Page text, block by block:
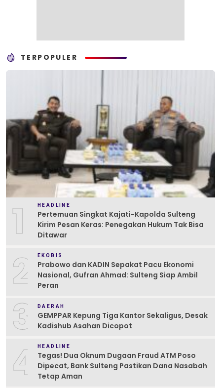
TERPOPULER
1 HEADLINE
Pertemuan Singkat Kajati-Kapolda Sulteng
Kirim Pesan Keras: Penegakan Hukum Tak Bisa
Ditawar
2 EKOBIS
Prabowo dan KADIN Sepakat Pacu Ekonomi
Nasional, Gufran Ahmad: Sulteng Siap Ambil
Peran
3 DAERAH
GEMPPAR Kepung Tiga Kantor Sekaligus, Desak
Kadishub Asahan Dicopot
4 HEADLINE
Tegas! Dua Oknum Dugaan Fraud ATM Poso
Dipecat, Bank Sulteng Pastikan Dana Nasabah
Tetap Aman